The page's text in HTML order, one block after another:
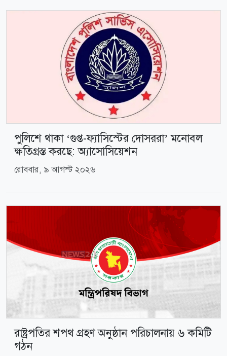
পুলিশে থাকা ‘গুপ্ত-ফ্যাসিস্টের দোসররা’ মনোবল
ক্ষতিগ্রস্ত করছে: অ্যাসোসিয়েশন
রোববার, ৯ আগস্ট ২০২৬
রাষ্ট্রপতির শপথ গ্রহণ অনুষ্ঠান পরিচালনায় ৬ কমিটি
গঠন